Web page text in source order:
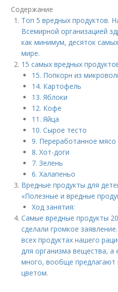
Содержание
Топ 5 вредных продуктов.
Всемирной организацией
как минимум, десяток
мире.
15 самых вредных
15. Попкорн из
14. Картофель
13. Яблоки
12. Кофе
11. Яйца
10. Сырое тесто
9. Переработанное мясо
8. Хот-доги
7. Зелень
6. Халапеньо
Вредные продукты для
«Полезные и вредные
Ход занятия:
Самые вредные продукты
сделали громкое
всех продуктах нашего
для организма вещества, а
много, вообще предлагают
цветом.